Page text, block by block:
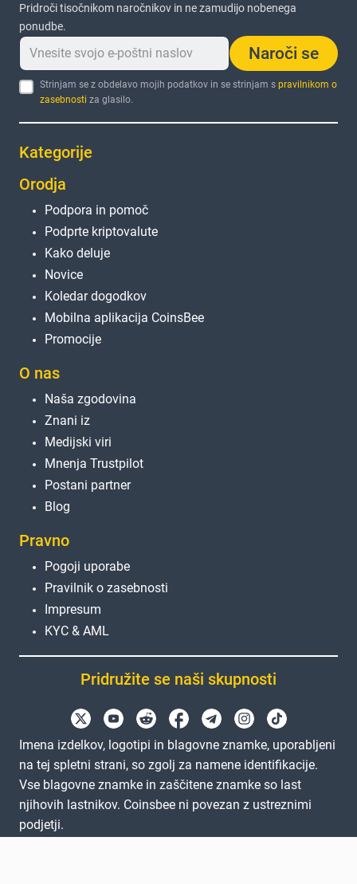
Pridroči tisočnikom naročnikov in ne zamudijo nobenega
ponudbe.
Naroči se
Strinjam se z obdelavo mojih podatkov in se strinjam spravilnikom o
zasebnosti za glasilo.
Kategorije
Orodja
Podpora in pomoč
Podprte kriptovalute
Kako deluje
Novice
Koledar dogodkov
Mobilna aplikacija CoinsBee
Promocije
O nas
Naša zgodovina
Znani iz
Medijski viri
Mnenja Trustpilot
Postani partner
Blog
Pravno
Pogoji uporabe
Pravilnik o zasebnosti
Impresum
KYC & AML
Pridružite se naši skupnosti
Imena izdelkov, logotipi in blagovne znamke, uporabljeni
na tej spletni strani, so zgolj za namene identifikacije.
Vse blagovne znamke in zaščitene znamke so last
njihovih lastnikov. Coinsbee ni povezan z ustreznimi
podjetji.